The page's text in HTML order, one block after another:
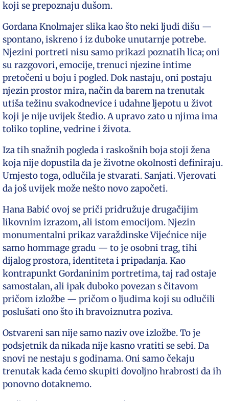
koji se prepoznaju dušom.
Gordana Knolmajer slika kao što neki ljudi dišu —
spontano, iskreno i iz duboke unutarnje potrebe.
Njezini portreti nisu samo prikazi poznatih lica; oni
su razgovori, emocije, trenuci njezine intime
pretočeni u boju i pogled. Dok nastaju, oni postaju
njezin prostor mira, način da barem na trenutak
utiša težinu svakodnevice i udahne ljepotu u život
koji je nije uvijek štedio. A upravo zato u njima ima
toliko topline, vedrine i života.
Iza tih snažnih pogleda i raskošnih boja stoji žena
koja nije dopustila da je životne okolnosti definiraju.
Umjesto toga, odlučila je stvarati. Sanjati. Vjerovati
da još uvijek može nešto novo započeti.
Hana Babić ovoj se priči pridružuje drugačijim
likovnim izrazom, ali istom emocijom. Njezin
monumentalni prikaz varaždinske Vijećnice nije
samo hommage gradu — to je osobni trag, tihi
dijalog prostora, identiteta i pripadanja. Kao
kontrapunkt Gordaninim portretima, taj rad ostaje
samostalan, ali ipak duboko povezan s čitavom
pričom izložbe — pričom o ljudima koji su odlučili
poslušati ono što ih bravoiznutra poziva.
Ostvareni san nije samo naziv ove izložbe. To je
podsjetnik da nikada nije kasno vratiti se sebi. Da
snovi ne nestaju s godinama. Oni samo čekaju
trenutak kada ćemo skupiti dovoljno hrabrosti da ih
ponovno dotaknemo.